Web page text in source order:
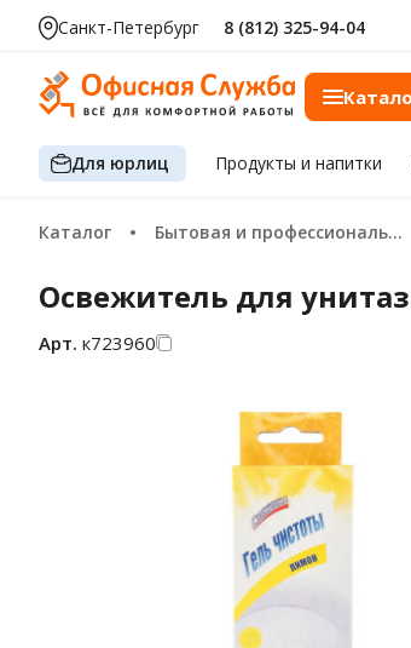
Санкт-Петербург 8 (812) 325-94-04
Для юрлиц Продуктыи напитки
Каталог Бытовая и профессиональная химия
Освежитель для
Арт. к723960